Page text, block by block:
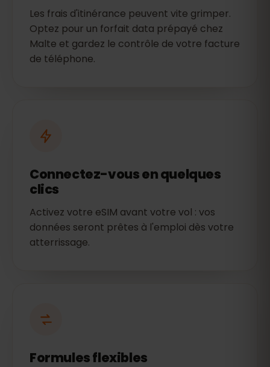
Les frais d'itinérance peuvent vite grimper.
Optez pour un forfait data prépayé chez
Malte et gardez le contrôle de votre facture
de téléphone.
Connectez-vous en quelques
clics
Activez votre eSIM avant votre vol : vos
données seront prêtes à l'emploi dès votre
atterrissage.
Formules flexibles